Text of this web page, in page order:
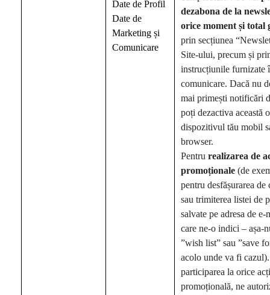
Date de Profil
Date de
Marketing și
Comunicare
dezabona de la
orice moment și total
prin secțiunea
Site-ului, precum și
instrucțiunile furnizate
comunicare. Dacă nu
mai primești notificări
poți dezactiva această
dispozitivul tău mobil
browser.
Pentru realizarea de
promoționale (de
pentru desfășurarea de
sau trimiterea listei de
salvate pe adresa de e-
care ne-o indici – așa-
”wish list” sau ”save
acolo unde va fi
participarea la orice
promoțională, ne